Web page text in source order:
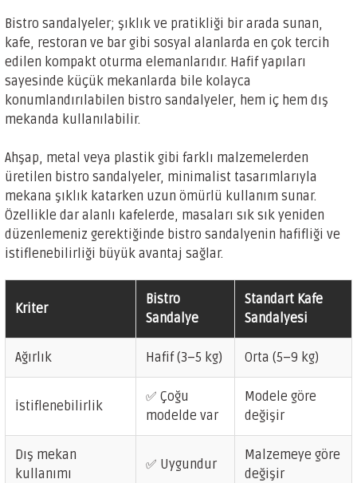
Bistro sandalyeler; şıklık ve pratikliği bir arada sunan,
kafe, restoran ve bar gibi sosyal alanlarda en çok tercih
edilen kompakt oturma elemanlarıdır. Hafif yapıları
sayesinde küçük mekanlarda bile kolayca
konumlandırılabilen bistro sandalyeler, hem iç hem dış
mekanda kullanılabilir.
Ahşap, metal veya plastik gibi farklı malzemelerden
üretilen bistro sandalyeler, minimalist tasarımlarıyla
mekana şıklık katarken uzun ömürlü kullanım sunar.
Özellikle dar alanlı kafelerde, masaları sık sık yeniden
düzenlemeniz gerektiğinde bistro sandalyenin hafifliği ve
istiflenebilirliği büyük avantaj sağlar.
Kriter
Bistro
Sandalye
Standart Kafe
Sandalyesi
Ağırlık Hafif (3–5 kg) Orta (5–9 kg)
İstiflenebilirlik
✅ Çoğu
modelde var
Modele göre
değişir
Dış mekan
kullanımı
✅ Uygundur
Malzemeye göre
değişir